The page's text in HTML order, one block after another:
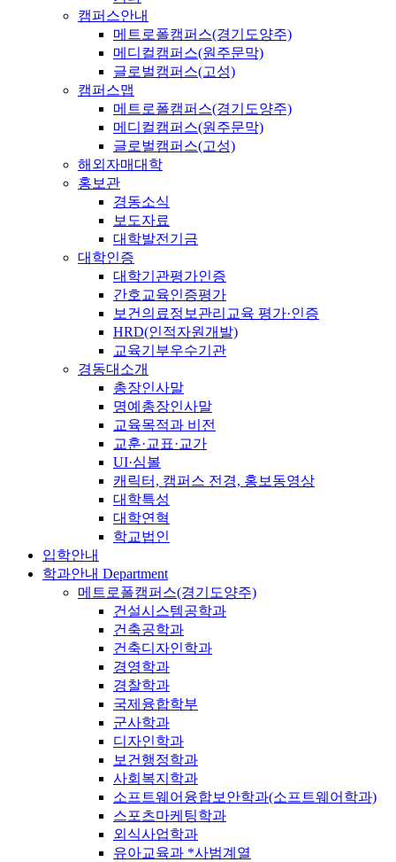
캠퍼스안내
메트로폴캠퍼스(경기도양주)
메디컬캠퍼스(원주문막)
글로벌캠퍼스(고성)
캠퍼스맵
메트로폴캠퍼스(경기도양주)
메디컬캠퍼스(원주문막)
글로벌캠퍼스(고성)
해외자매대학
홍보관
경동소식
보도자료
대학발전기금
대학인증
대학기관평가인증
간호교육인증평가
보건의료정보관리교육 평가·인증
HRD(인적자원개발)
교육기부우수기관
경동대소개
총장인사말
명예총장인사말
교육목적과 비전
교훈·교표·교가
UI·심볼
캐릭터, 캠퍼스 전경, 홍보동영상
대학특성
대학연혁
학교법인
입학안내
학과안내 Department
메트로폴캠퍼스(경기도양주)
건설시스템공학과
건축공학과
건축디자인학과
경영학과
경찰학과
국제융합학부
군사학과
디자인학과
보건행정학과
사회복지학과
소프트웨어융합보안학과(소프트웨어학과)
스포츠마케팅학과
외식사업학과
유아교육과 *사범계열